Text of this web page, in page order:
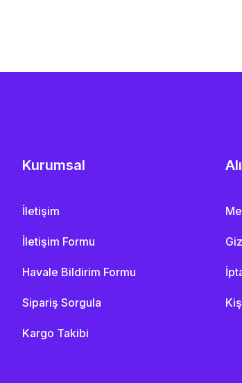
Kurumsal
İletişim
İletişim Formu
Havale Bildirim Formu
Sipariş Sorgula
Kargo Takibi